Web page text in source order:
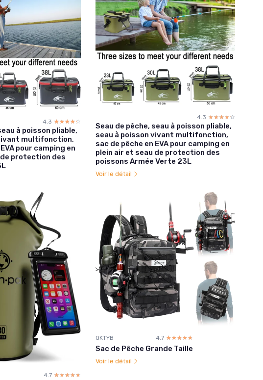
4.3 ☆☆☆☆☆
★★★★★
à poisson pliable,
multifonction,
pour camping en
protection des
4.3 ☆☆☆☆☆
★★★★★
Seau de pêche, seau à poisson pliable,
seau à poisson vivant multifonction,
sac de pêche en EVA pour camping en
plein air et seau de protection des
poissons Armée Verte 23L
Voir le détail
4.7 ☆☆☆☆☆
★★★★★
QKTYB 4.7 ☆☆☆☆☆
★★★★★
Sac de Pêche Grande Taille
Voir le détail